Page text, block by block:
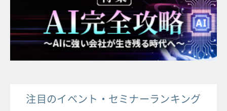
注目のイベント・セミナーランキング